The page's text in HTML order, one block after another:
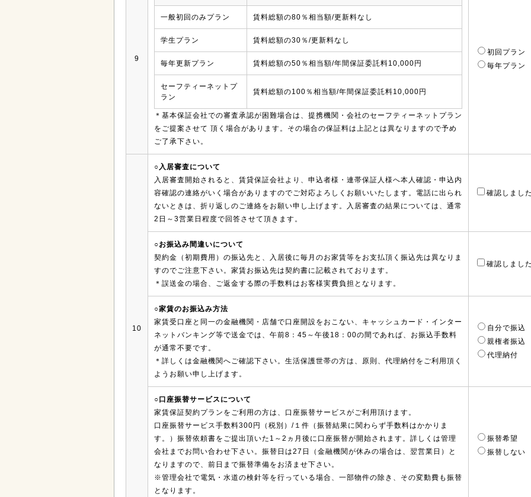
9
一般初回のみプラン 賃料総額の80％相当額/更新料なし
学生プラン 賃料総額の30％/更新料なし
毎年更新プラン 賃料総額の50％相当額/年間保証委託料10,000円
セーフティーネットプ
ラン
賃料総額の100％相当額/年間保証委託料10,000円
＊基本保証会社での審査承認が困難場合は、提携機関・会社のセーフティーネットプラン
をご提案させて 頂く場合があります。その場合の保証料は上記とは異なりますので予め
ご了承下さい。
初回プラン
毎年プラン
10
○入居審査について
入居審査開始されると、賃貸保証会社より、申込者様・連帯保証人様へ本人確認・申込内
容確認の連絡がいく場合がありますのでご対応よろしくお願いいたします。電話に出られ
ないときは、折り返しのご連絡をお願い申し上げます。入居審査の結果については、通常
2日～3営業日程度で回答させて頂きます。
確認しまし
○お振込み間違いについて
契約金（初期費用）の振込先と、入居後に毎月のお家賃等をお支払頂く振込先は異なりま
すのでご注意下さい。家賃お振込先は契約書に記載されております。
＊誤送金の場合、ご返金する際の手数料はお客様実費負担となります。
確認しまし
○家賃のお振込み方法
家賃受口座と同一の金融機関・店舗で口座開設をおこない、キャッシュカード・インター
ネットバンキング等で送金では、午前8：45～午後18：00の間であれば、お振込手数料
が通常不要です。
＊詳しくは金融機関へご確認下さい。生活保護世帯の方は、原則、代理納付をご利用頂く
ようお願い申し上げます。
自分で振込
親権者振込
代理納付
○口座振替サービスについて
家賃保証契約プランをご利用の方は、口座振替サービスがご利用頂けます。
口座振替サービス手数料300円（税別）/１件（振替結果に関わらず手数料はかかりま
す。）振替依頼書をご提出頂いた1～2ヵ月後に口座振替が開始されます。詳しくは管理
会社までお問い合わせ下さい。振替日は27日（金融機関が休みの場合は、翌営業日）と
なりますので、前日まで振替準備をお済ませ下さい。
※管理会社で電気・水道の検針等を行っている場合、一部物件の除き、その変動費も振替
となります。
振替希望
振替しない